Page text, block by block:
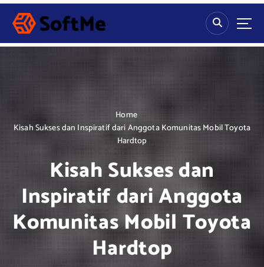
S
p
Home
Kisah Sukses dan Inspiratif dari Anggota Komunitas Mobil Toyota
Hardtop
Kisah Sukses dan
Inspiratif dari Anggota
Komunitas Mobil Toyota
Hardtop